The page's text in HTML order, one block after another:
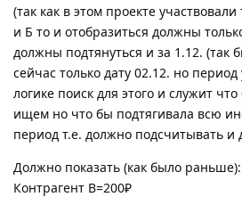
(так как в этом проекте
и Б то и отобразиться должны
должны подтянуться и за 1.12. (так
сейчас только дату 02.12. но
логике поиск для этого и служит
ищем но что бы подтягивала всю
период т.е. должно подсчитывать и
Должно показать (как было раньше):
Контрагент В=200₽